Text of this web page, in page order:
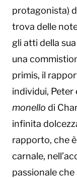
protagonista)
trova delle
gli atti della
una
primis, il
individui, Peter
monello di
infinita
rapporto, che
carnale,
passionale